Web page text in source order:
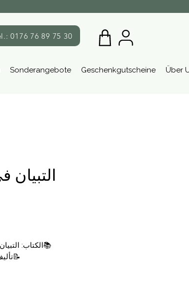
0176 76 89 75 30
Sonderangebote Geschenkgutscheine Über
📚الكتاب: